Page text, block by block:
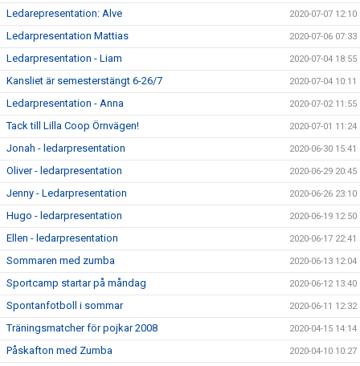
Ledarepresentation: Alve 2020-07-07 12:10
Ledarpresentation Mattias 2020-07-06 07:33
Ledarpresentation - Liam 2020-07-04 18:55
Kansliet är semesterstängt 6-26/7 2020-07-04 10:11
Ledarpresentation - Anna 2020-07-02 11:55
Tack till Lilla Coop Örnvägen! 2020-07-01 11:24
Jonah - ledarpresentation 2020-06-30 15:41
Oliver - ledarpresentation 2020-06-29 20:45
Jenny - Ledarpresentation 2020-06-26 23:10
Hugo - ledarpresentation 2020-06-19 12:50
Ellen - ledarpresentation 2020-06-17 22:41
Sommaren med zumba 2020-06-13 12:04
Sportcamp startar på måndag 2020-06-12 13:40
Spontanfotboll i sommar 2020-06-11 12:32
Träningsmatcher för pojkar 2008 2020-04-15 14:14
Påskafton med Zumba 2020-04-10 10:27